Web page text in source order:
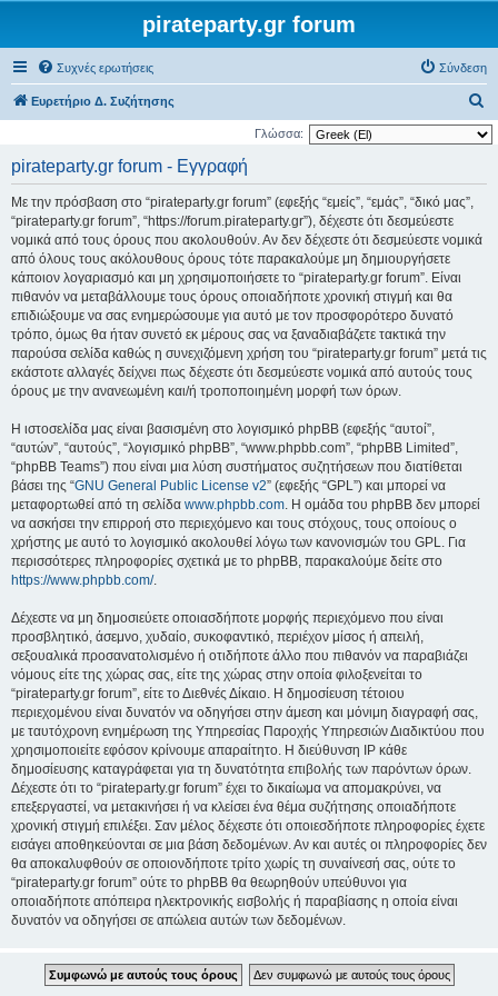
pirateparty.gr forum
Συχνές ερωτήσεις Σύνδεση
Ευρετήριο Δ. Συζήτησης
ν
Γλώσσα:
pirateparty.gr forum - Εγγραφή
Με την πρόσβαση στο “pirateparty.gr forum” (εφεξής “εμείς”, “εμάς”, “δικό μας”,
“pirateparty.gr forum”, “https://forum.pirateparty.gr”), δέχεστε ότι δεσμεύεστε
νομικά από τους όρους που ακολουθούν. Αν δεν δέχεστε ότι δεσμεύεστε νομικά
από όλους τους ακόλουθους όρους τότε παρακαλούμε μη δημιουργήσετε
κάποιον λογαριασμό και μη χρησιμοποιήσετε το “pirateparty.gr forum”. Είναι
πιθανόν να μεταβάλλουμε τους όρους οποιαδήποτε χρονική στιγμή και θα
επιδιώξουμε να σας ενημερώσουμε για αυτό με τον προσφορότερο δυνατό
τρόπο, όμως θα ήταν συνετό εκ μέρους σας να ξαναδιαβάζετε τακτικά την
παρούσα σελίδα καθώς η συνεχιζόμενη χρήση του “pirateparty.gr forum” μετά τις
εκάστοτε αλλαγές δείχνει πως δέχεστε ότι δεσμεύεστε νομικά από αυτούς τους
όρους με την ανανεωμένη και/ή τροποποιημένη μορφή των όρων.
Η ιστοσελίδα μας είναι βασισμένη στο λογισμικό phpBB (εφεξής “αυτοί”,
“αυτών”, “αυτούς”, “λογισμικό phpBB”, “www.phpbb.com”, “phpBB Limited”,
“phpBB Teams”) που είναι μια λύση συστήματος συζητήσεων που διατίθεται
βάσει της “GNU General Public License v2” (εφεξής “GPL”) και μπορεί να
μεταφορτωθεί από τη σελίδα www.phpbb.com. Η ομάδα του phpBB δεν μπορεί
να ασκήσει την επιρροή στο περιεχόμενο και τους στόχους, τους οποίους ο
χρήστης με αυτό το λογισμικό ακολουθεί λόγω των κανονισμών του GPL. Για
περισσότερες πληροφορίες σχετικά με το phpBB, παρακαλούμε δείτε στο
https://www.phpbb.com/.
Δέχεστε να μη δημοσιεύετε οποιασδήποτε μορφής περιεχόμενο που είναι
προσβλητικό, άσεμνο, χυδαίο, συκοφαντικό, περιέχον μίσος ή απειλή,
σεξουαλικά προσανατολισμένο ή οτιδήποτε άλλο που πιθανόν να παραβιάζει
νόμους είτε της χώρας σας, είτε της χώρας στην οποία φιλοξενείται το
“pirateparty.gr forum”, είτε το Διεθνές Δίκαιο. Η δημοσίευση τέτοιου
περιεχομένου είναι δυνατόν να οδηγήσει στην άμεση και μόνιμη διαγραφή σας,
με ταυτόχρονη ενημέρωση της Υπηρεσίας Παροχής Υπηρεσιών Διαδικτύου που
χρησιμοποιείτε εφόσον κρίνουμε απαραίτητο. Η διεύθυνση IP κάθε
δημοσίευσης καταγράφεται για τη δυνατότητα επιβολής των παρόντων όρων.
Δέχεστε ότι το “pirateparty.gr forum” έχει το δικαίωμα να απομακρύνει, να
επεξεργαστεί, να μετακινήσει ή να κλείσει ένα θέμα συζήτησης οποιαδήποτε
χρονική στιγμή επιλέξει. Σαν μέλος δέχεστε ότι οποιεσδήποτε πληροφορίες έχετε
εισάγει αποθηκεύονται σε μια βάση δεδομένων. Αν και αυτές οι πληροφορίες δεν
θα αποκαλυφθούν σε οποιονδήποτε τρίτο χωρίς τη συναίνεσή σας, ούτε το
“pirateparty.gr forum” ούτε το phpBB θα θεωρηθούν υπεύθυνοι για
οποιαδήποτε απόπειρα ηλεκτρονικής εισβολής ή παραβίασης η οποία είναι
δυνατόν να οδηγήσει σε απώλεια αυτών των δεδομένων.